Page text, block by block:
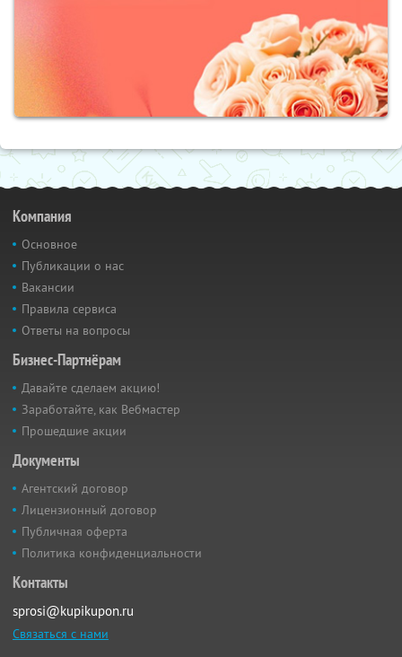
Компания
Основное
Публикации о нас
Вакансии
Правила сервиса
Ответы на вопросы
Бизнес-Партнёрам
Давайте сделаем акцию!
Заработайте, как Вебмастер
Прошедшие акции
Документы
Агентский договор
Лицензионный договор
Публичная оферта
Политика конфиденциальности
Контакты
sprosi@kupikupon.ru
Связаться с нами